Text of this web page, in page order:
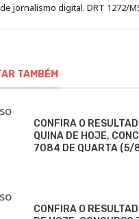
de jornalismo digital. DRT 1272/
TAMBÉM
CONFIRA O
QUINA DE HOJE,
7084 DE QUARTA (5/
CONFIRA O